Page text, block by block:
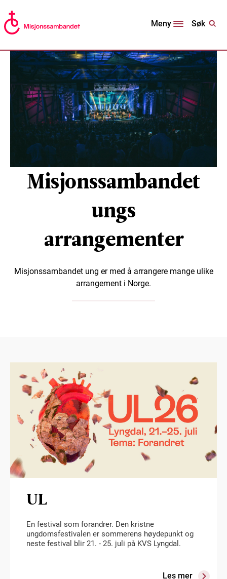
Meny Søk
Misjonssambandet
ungs
arrangementer
Misjonssambandet ung er med å arrangere mange ulike
arrangement i Norge.
UL
En festival som forandrer. Den kristne
ungdomsfestivalen er sommerens høydepunkt og
neste festival blir 21. - 25. juli på KVS Lyngdal.
Les mer